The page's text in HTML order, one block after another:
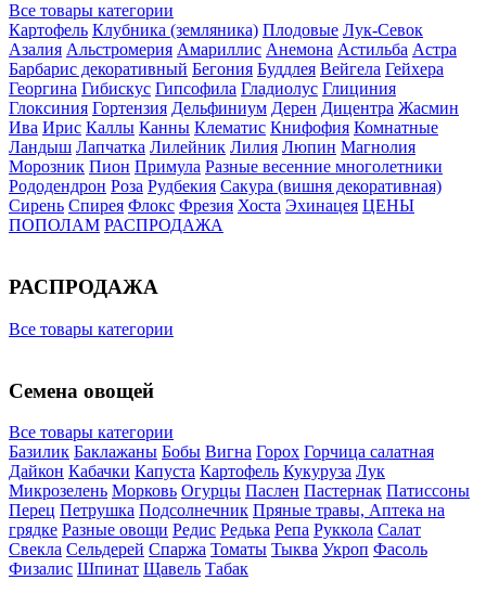
Все товары категории
Картофель Клубника (земляника) Плодовые Лук-Севок
Азалия Альстромерия Амариллис Анемона Астильба Астра
Барбарис декоративный Бегония Буддлея Вейгела Гейхера
Георгина Гибискус Гипсофила Гладиолус Глициния
Глоксиния Гортензия Дельфиниум Дерен Дицентра Жасмин
Ива Ирис Каллы Канны Клематис Книфофия Комнатные
Ландыш Лапчатка Лилейник Лилия Люпин Магнолия
Морозник Пион Примула Разные весенние многолетники
Рододендрон Роза Рудбекия Сакура (вишня декоративная)
Сирень Спирея Флокс Фрезия Хоста Эхинацея ЦЕНЫ
ПОПОЛАМ РАСПРОДАЖА
РАСПРОДАЖА
Все товары категории
Семена овощей
Все товары категории
Базилик Баклажаны Бобы Вигна Горох Горчица салатная
Дайкон Кабачки Капуста Картофель Кукуруза Лук
Микрозелень Морковь Огурцы Паслен Пастернак Патиссоны
Перец Петрушка Подсолнечник Пряные травы, Аптека на
грядке Разные овощи Редис Редька Репа Руккола Салат
Свекла Сельдерей Спаржа Томаты Тыква Укроп Фасоль
Физалис Шпинат Щавель Табак